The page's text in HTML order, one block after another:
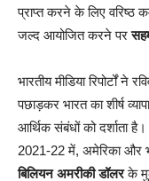
प्राप्त करने के लिए
जल्द आयोजित करने पर
भारतीय मीडिया रिपोर्टों
पछाड़कर भारत का शीर्ष
आर्थिक संबंधों को दर्शाता
2021-22 में, अमेरिका और
बिलियन अमरीकी डॉलरके